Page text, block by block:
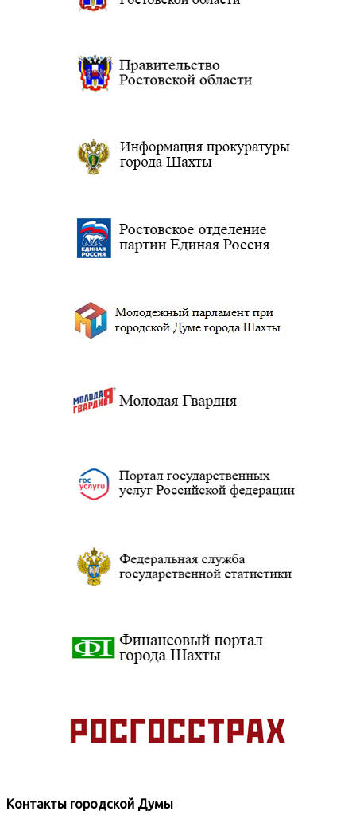
Контакты городской Думы